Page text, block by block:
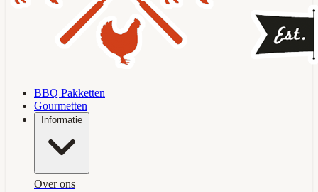
BBQ Pakketten
Gourmetten
Informatie
Over ons